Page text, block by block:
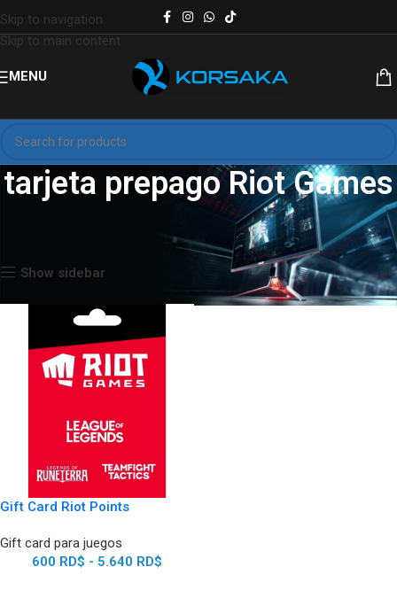
Skip to navigation
Skip to main content
MENU
tarjeta prepago Riot Games
Productos etiquetados “tarjeta prepago Riot Games”
Show sidebar
Gift Card Riot Points
Gift card para juegos
600 RD$ - 5.640 RD$